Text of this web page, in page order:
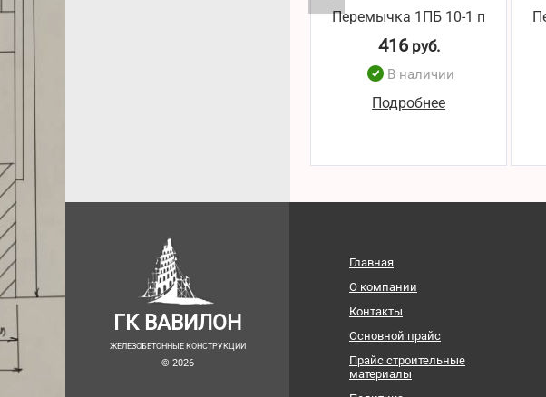
Перемычка 1ПБ 10-1 п
416руб.
В наличии
Подробнее
ГК ВАВИЛОН
ЖЕЛЕЗОБЕТОННЫЕ КОНСТРУКЦИИ
© 2026
Главная
О компании
Контакты
Основной прайс
Прайс строительные
материалы